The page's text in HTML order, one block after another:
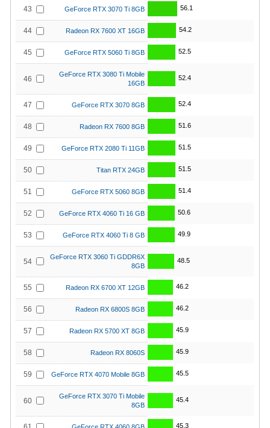
43 GeForce RTX 3070 Ti 8GB 56.1
44 Radeon RX 7600 XT 16GB 54.2
45 GeForce RTX 5060 Ti 8GB 52.5
46
GeForce RTX 3080 Ti Mobile
16GB
52.4
47 GeForce RTX 3070 8GB 52.4
48 Radeon RX 7600 8GB 51.6
49 GeForce RTX 2080 Ti 11GB 51.5
50 Titan RTX 24GB 51.5
51 GeForce RTX 5060 8GB 51.4
52 GeForce RTX 4060 Ti 16 GB 50.6
53 GeForce RTX 4060 Ti 8 GB 49.9
54
GeForce RTX 3060 Ti GDDR6X
8GB
48.5
55 Radeon RX 6700 XT 12GB 46.2
56 Radeon RX 6800S 8GB 46.2
57 Radeon RX 5700 XT 8GB 45.9
58 Radeon RX 8060S 45.9
59 GeForce RTX 4070 Mobile 8GB 45.5
60
GeForce RTX 3070 Ti Mobile
8GB
45.4
45.3